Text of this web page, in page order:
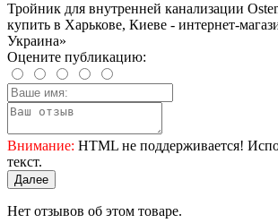
Тройник для внутренней канализации
купить в Харькове, Киеве - интернет-
Украина»
Оцените публикацию:
Внимание: HTML не поддерживается!
текст.
Далее
Нет отзывов об этом товаре.